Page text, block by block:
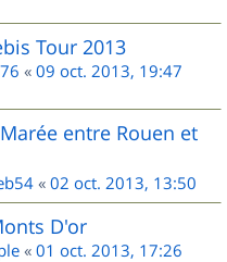
Tour 2013
« 09 oct. 2013, 19:47
entre Rouen et
« 02 oct. 2013, 13:50
D'or
« 01 oct. 2013, 17:26